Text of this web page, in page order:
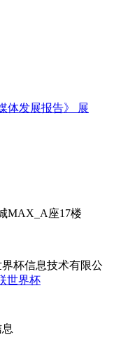
体发展报告》 展
MAX_A座17楼
界杯信息技术有限公
世界杯